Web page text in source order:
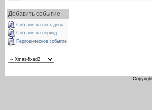
Добавить событие
Событие на весь день
Событие на период
Периодическое событие